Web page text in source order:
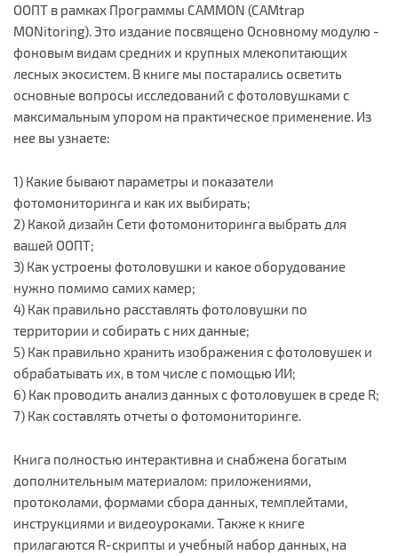
ООПТ в рамках Программы CAMMON (CAMtrap
MONitoring). Это издание посвящено Основному модулю -
фоновым видам средних и крупных млекопитающих
лесных экосистем. В книге мы постарались осветить
основные вопросы исследований с фотоловушками с
максимальным упором на практическое применение. Из
нее вы узнаете:
1) Какие бывают параметры и показатели
фотомониторинга и как их выбирать;
2) Какой дизайн Сети фотомониторинга выбрать для
вашей ООПТ;
3) Как устроены фотоловушки и какое оборудование
нужно помимо самих камер;
4) Как правильно расставлять фотоловушки по
территории и собирать с них данные;
5) Как правильно хранить изображения с фотоловушек и
обрабатывать их, в том числе с помощью ИИ;
6) Как проводить анализ данных с фотоловушек в среде R;
7) Как составлять отчеты о фотомониторинге.
Книга полностью интерактивна и снабжена богатым
дополнительным материалом: приложениями,
протоколами, формами сбора данных, темплейтами,
инструкциями и видеоуроками. Также к книге
прилагаются R-скрипты и учебный набор данных, на